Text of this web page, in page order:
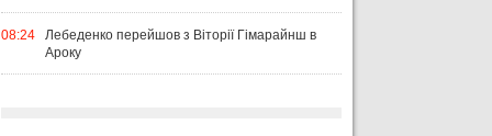
08:24
Лебеденко перейшов з Віторії Гімарайнш в
Ароку